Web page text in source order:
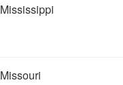
Mississippi
Missouri